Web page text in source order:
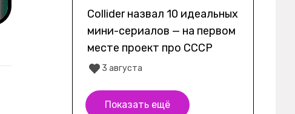
Collider назвал 10 идеальных
мини-сериалов — на первом
месте проект про СССР
3 августа
Показать ещё